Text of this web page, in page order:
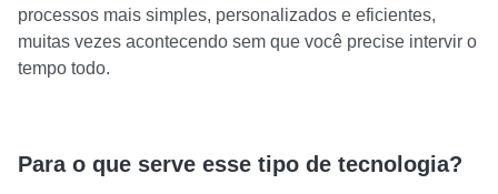
processos mais simples, personalizados e eficientes,
muitas vezes acontecendo sem que você precise intervir o
tempo todo.
Para o que serve esse tipo de tecnologia?